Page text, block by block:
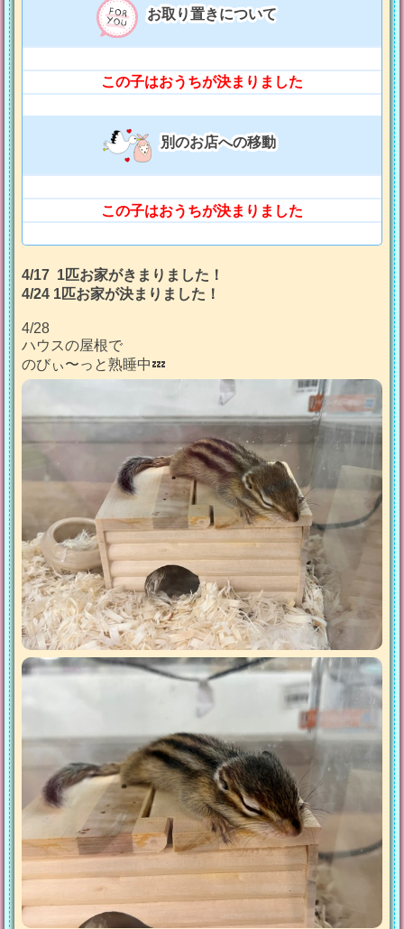
お取り置きについて
この子はおうちが決まりました
別のお店への移動
この子はおうちが決まりました
4/17 1匹お家がきまりました！
4/24 1匹お家が決まりました！
4/28
ハウスの屋根で
のびぃ〜っと熟睡中💤